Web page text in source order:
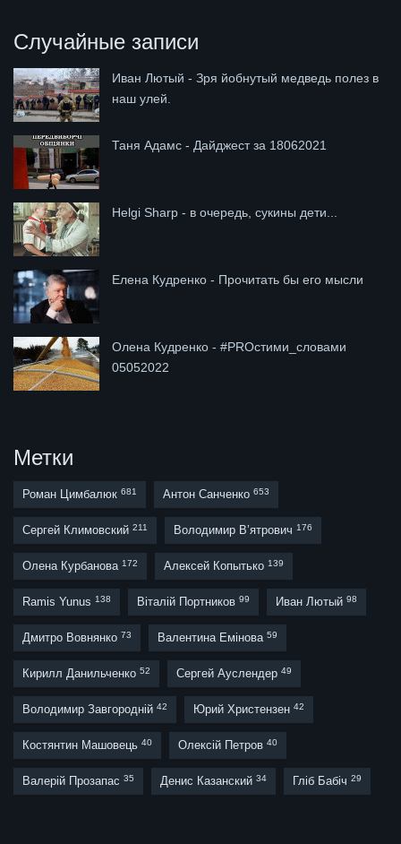
Случайные записи
Иван Лютый - Зря йобнутый медведь полез в
наш улей.
Таня Адамс - Дайджест за 18062021
Helgi Sharp - в очередь, сукины дети...
Елена Кудренко - Прочитать бы его мысли
Олена Кудренко - #PROстими_словами
05052022
Метки
Роман Цимбалюк 681 Антон Санченко 653
Сергей Климовский 211 Володимир В’ятрович 176
Олена Курбанова 172 Алексей Копытько 139
Ramis Yunus 138 Віталій Портников 99 Иван Лютый 98
Дмитро Вовнянко 73 Валентина Емінова 59
Кирилл Данильченко 52 Сергей Ауслендер 49
Володимир Завгородній 42 Юрий Христензен 42
Костянтин Машовець 40 Олексій Петров 40
Валерій Прозапас 35 Денис Казанский 34 Гліб Бабіч 29